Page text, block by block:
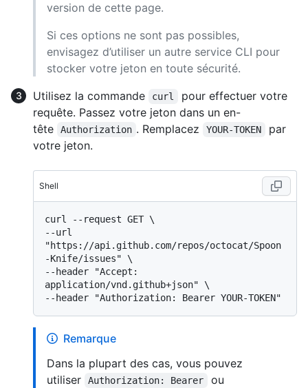
version de cette page.
Si ces options ne sont pas possibles,
envisagez d’utiliser un autre service CLI pour
stocker votre jeton en toute sécurité.
Utilisez la commande
curl
pour effectuer votre
requête. Passez votre jeton dans un en-
tête
Authorization . Remplacez YOUR-TOKEN
par
votre jeton.
Shell
curl --request GET \
--url
"https://api.github.com/repos/octocat/Spoon
-Knife/issues" \
--header "Accept:
application/vnd.github+json" \
Remarque
Dans la plupart des cas, vous pouvez
utiliser
Authorization: Bearer ou